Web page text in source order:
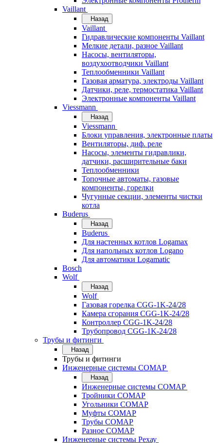
Vaillant
Назад
Vaillant
Гидравлические компоненты Vaillant
Мелкие детали, разное Vaillant
Насосы, вентиляторы,
воздухоотводчики Vaillant
Теплообменники Vaillant
Газовая арматура, электроды Vaillant
Датчики, реле, термостатика Vaillant
Электронные компоненты Vaillant
Viessmann
Назад
Viessmann
Блоки управления, электронные платы
Вентиляторы, диф. реле
Насосы, элементы гидравлики,
датчики, расширительные баки
Теплообменники
Топочные автоматы, газовые
компоненты, горелки
Чугунные секции, элементы чистки
котла
Buderus
Назад
Buderus
Для настенных котлов Logamax
Для напольных котлов Logano
Для автоматики Logamatic
Bosch
Wolf
Назад
Wolf
Газовая горелка CGG-1K-24/28
Камера сгорания CGG-1K-24/28
Контроллер CGG-1K-24/28
Трубопровод CGG-1K-24/28
Трубы и фитинги
Назад
Трубы и фитинги
Инженерные системы COMAP
Назад
Инженерные системы COMAP
Тройники COMAP
Угольники COMAP
Муфты COMAP
Трубы COMAP
Разное COMAP
Инженерные системы Рехау